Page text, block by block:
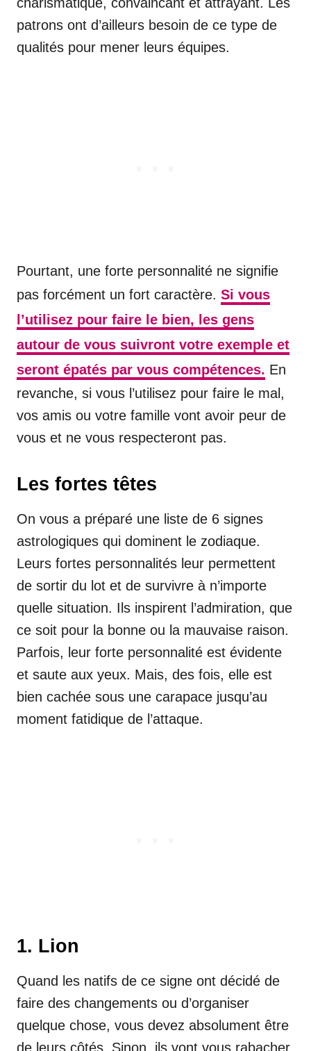
patrons ont d’ailleurs besoin de ce type de
qualités pour mener leurs équipes.
Pourtant, une forte personnalité ne signifie
pas forcément un fort caractère. Si vous
l’utilisez pour faire le bien, les gens
autour de vous suivront votre exemple et
seront épatés par vous compétences. En
revanche, si vous l’utilisez pour faire le mal,
vos amis ou votre famille vont avoir peur de
vous et ne vous respecteront pas.
Les fortes têtes
On vous a préparé une liste de 6 signes
astrologiques qui dominent le zodiaque.
Leurs fortes personnalités leur permettent
de sortir du lot et de survivre à n’importe
quelle situation. Ils inspirent l’admiration, que
ce soit pour la bonne ou la mauvaise raison.
Parfois, leur forte personnalité est évidente
et saute aux yeux. Mais, des fois, elle est
bien cachée sous une carapace jusqu’au
moment fatidique de l’attaque.
1. Lion
Quand les natifs de ce signe ont décidé de
faire des changements ou d’organiser
quelque chose, vous devez absolument être
de leurs côtés. Sinon, ils vont vous rabacher